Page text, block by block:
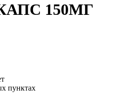
150МГ
пунктах